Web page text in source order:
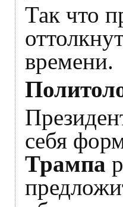
Так что
времени.
себя
Трампа